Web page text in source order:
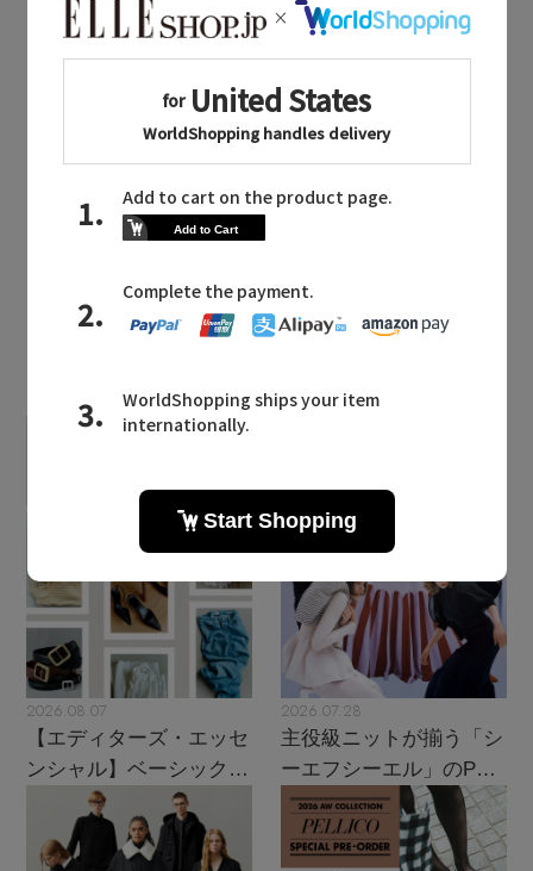
同じブランドのアイテム
同じカテゴリのアイテム
2026.08.07
【エディターズ・エッセ
ンシャル】ベーシックと
トレンドが交差する16の
2026.07.28
主役級ニットが揃う「シ
ーエフシーエル」のPOP
UPがスタート